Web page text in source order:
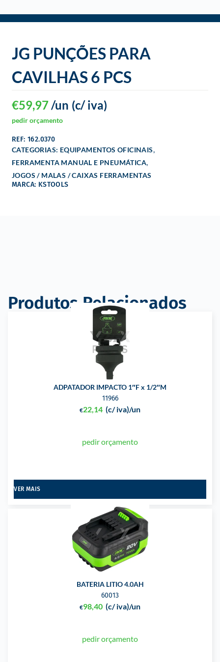
JG PUNÇÕES PARA
CAVILHAS 6 PCS
€59,97 (c/ iva)
/un
pedir orçamento
REF: 162.0370
CATEGORIAS: EQUIPAMENTOS OFICINAIS,
FERRAMENTA MANUAL E PNEUMÁTICA,
JOGOS / MALAS / CAIXAS FERRAMENTAS
MARCA: KSTOOLS
Produtos Relacionados
ADPATADOR IMPACTO 1″F x 1/2″M
11966
€22,14 (c/ iva)/un
pedir orçamento
VER MAIS
BATERIA LITIO 4.0AH
60013
€98,40 (c/ iva)/un
pedir orçamento